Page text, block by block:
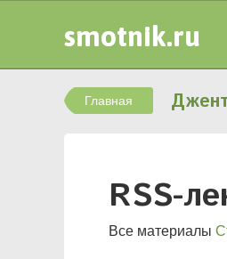
smotnik.ru
Главная
RSS-
Все материалы